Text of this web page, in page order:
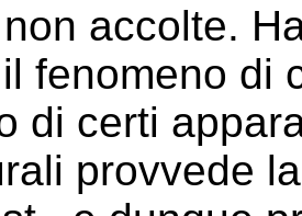
accolte.
fenomeno di
di certi
provvede